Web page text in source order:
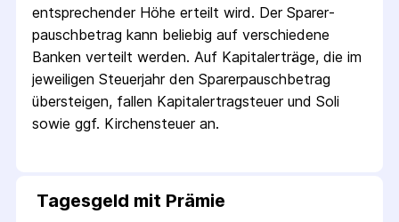
entsprechender Höhe erteilt wird. Der Sparer­
pausch­betrag kann beliebig auf verschiedene
Banken verteilt werden. Auf Kapitalerträge, die im
jeweiligen Steuerjahr den Sparer­pausch­betrag
übersteigen, fallen Kapital­ertrag­steuer und Soli
sowie ggf. Kirchensteuer an.
Tagesgeld mit Prämie